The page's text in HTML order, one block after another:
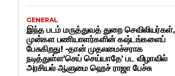
GENERAL
இந்த படம் மருத்துவத் துறை செவிலியர்கள்,
முன்கள பணியாளர்களின் கஷ்டங்களைப்
பேசுகிறது! -தான் முதலமைச்சராக
நடித்துள்ள’செய் செய்யாதே’ பட விழாவில்
அரசியல் ஆளுமை ஹெச் ராஜா பேச்சு